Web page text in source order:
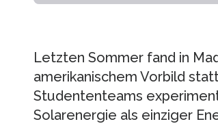
Letzten Sommer fand in
amerikanischem Vorbild
Studententeams
Solarenergie als einziger